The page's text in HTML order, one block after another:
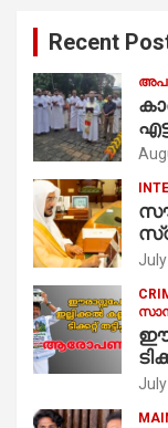
Recent